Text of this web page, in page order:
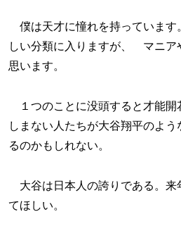
僕は天才に憧れを持っています
しい分類に入りますが、 マニア
思います。
１つのことに没頭すると才能開
しまない人たちが大谷翔平のよ
るのかもしれない。
大谷は日本人の誇りである。来
てほしい。